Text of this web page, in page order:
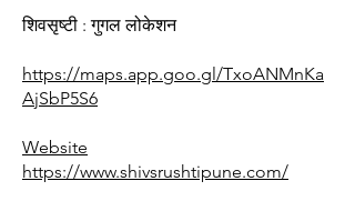
शिवसृष्टी : गुगल लोकेशन
https://maps.app.goo.gl/TxoANMnKa
AjSbP5S6
Website
https://www.shivsrushtipune.com/